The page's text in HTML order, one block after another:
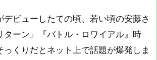
デビューしたての頃、若い頃の安藤さ
ターン』『バトル・ロワイアル』時
っくりだとネット上で話題が爆発しま